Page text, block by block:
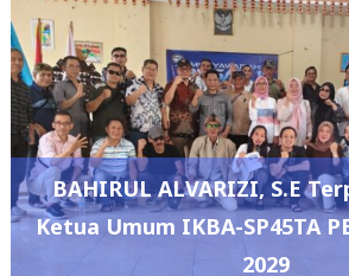
BAHIRUL ALVARIZI, S.E
Ketua Umum IKBA-SP45TA
2029
admin July 12, 2026 0